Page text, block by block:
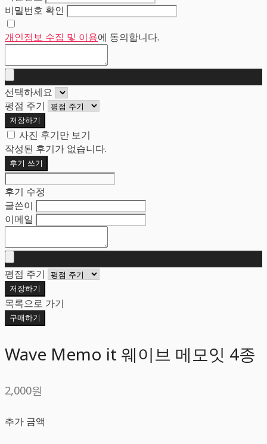
비밀번호 확인
개인정보 수집 및 이용에 동의합니다.
선택하세요
평점 주기
저장하기
사진 후기만 보기
작성된 후기가 없습니다.
후기 쓰기
후기 수정
글쓴이
이메일
평점 주기
저장하기
목록으로 가기
구매하기
Wave Memo it 웨이브 메모잇 4종
2,000원
추가 금액